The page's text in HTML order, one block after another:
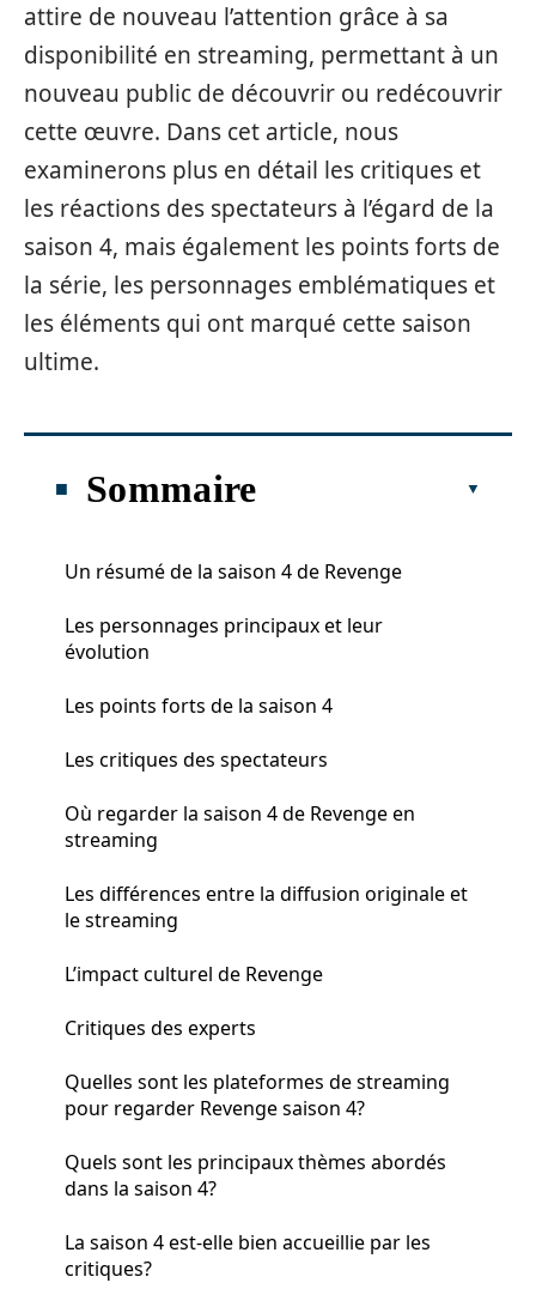
attire de nouveau l’attention grâce à sa
disponibilité en streaming, permettant à un
nouveau public de découvrir ou redécouvrir
cette œuvre. Dans cet article, nous
examinerons plus en détail les critiques et
les réactions des spectateurs à l’égard de la
saison 4, mais également les points forts de
la série, les personnages emblématiques et
les éléments qui ont marqué cette saison
ultime.
Sommaire
Un résumé de la saison 4 de Revenge
Les personnages principaux et leur
évolution
Les points forts de la saison 4
Les critiques des spectateurs
Où regarder la saison 4 de Revenge en
streaming
Les différences entre la diffusion originale et
le streaming
L’impact culturel de Revenge
Critiques des experts
Quelles sont les plateformes de streaming
pour regarder Revenge saison 4?
Quels sont les principaux thèmes abordés
dans la saison 4?
La saison 4 est-elle bien accueillie par les
critiques?